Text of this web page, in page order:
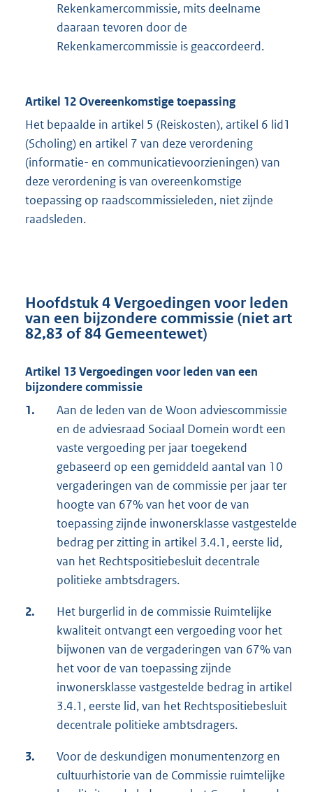
Rekenkamercommissie, mits deelname
daaraan tevoren door de
Rekenkamercommissie is geaccordeerd.
Artikel 12 Overeenkomstige toepassing
Het bepaalde in artikel 5 (Reiskosten), artikel 6 lid1
(Scholing) en artikel 7 van deze verordening
(informatie- en communicatievoorzieningen) van
deze verordening is van overeenkomstige
toepassing op raadscommissieleden, niet zijnde
raadsleden.
Hoofdstuk 4 Vergoedingen voor leden
van een bijzondere commissie (niet art
82,83 of 84 Gemeentewet)
Artikel 13 Vergoedingen voor leden van een
bijzondere commissie
1.
Aan de leden van de Woon adviescommissie
en de adviesraad Sociaal Domein wordt een
vaste vergoeding per jaar toegekend
gebaseerd op een gemiddeld aantal van 10
vergaderingen van de commissie per jaar ter
hoogte van 67% van het voor de van
toepassing zijnde inwonersklasse vastgestelde
bedrag per zitting in artikel 3.4.1, eerste lid,
van het Rechtspositiebesluit decentrale
politieke ambtsdragers.
2.
Het burgerlid in de commissie Ruimtelijke
kwaliteit ontvangt een vergoeding voor het
bijwonen van de vergaderingen van 67% van
het voor de van toepassing zijnde
inwonersklasse vastgestelde bedrag in artikel
3.4.1, eerste lid, van het Rechtspositiebesluit
decentrale politieke ambtsdragers.
3.
Voor de deskundigen monumentenzorg en
cultuurhistorie van de Commissie ruimtelijke